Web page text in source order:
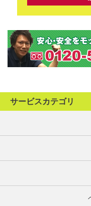
サービスカテゴリ